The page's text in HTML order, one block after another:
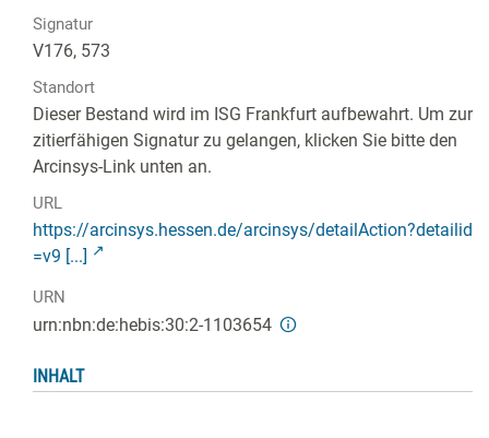
Signatur
V176, 573
Standort
Dieser Bestand wird im ISG Frankfurt aufbewahrt. Um zur
zitierfähigen Signatur zu gelangen, klicken Sie bitte den
Arcinsys-Link unten an.
URL
https://arcinsys.hessen.de/arcinsys/detailAction?detailid
=v9 [...]
URN
urn:nbn:de:hebis:30:2-1103654
INHALT